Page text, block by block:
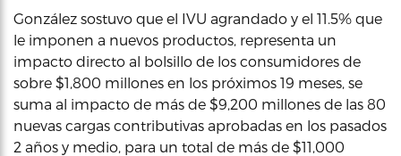
González sostuvo que el IVU agrandado y el 11.5% que
le imponen a nuevos productos, representa un
impacto directo al bolsillo de los consumidores de
sobre $1,800 millones en los próximos 19 meses, se
suma al impacto de más de $9,200 millones de las 80
nuevas cargas contributivas aprobadas en los pasados
2 años y medio, para un total de más de $11,000